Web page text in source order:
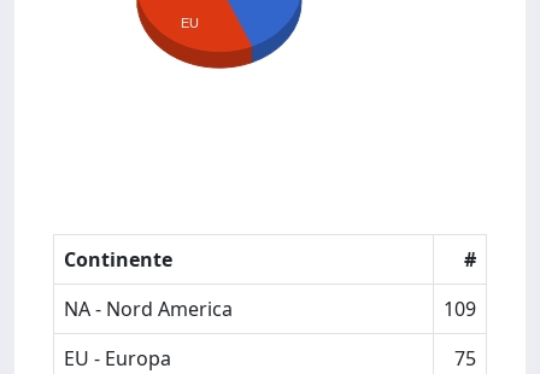
EU
Continente
#
NA - Nord America
109
EU - Europa
75